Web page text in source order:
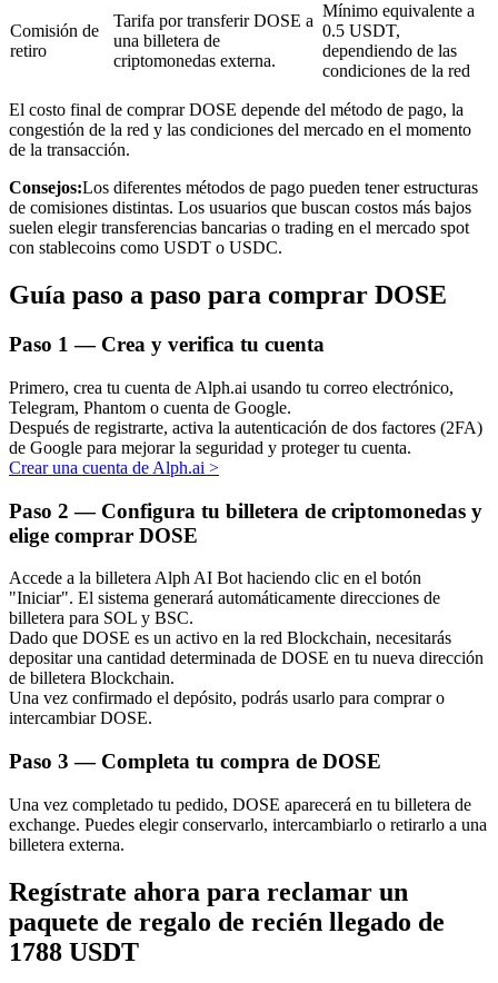
Préstamos
Obtenga ganancias a largo plazo e intereses flexibles
Aprender Staking
Obtenga más información sobre cómo obtener ingresos pasivos
Bitrue
AI
Bitrue Partners
Comisión de
retiro
Tarifa por transferir DOSE a
una billetera de
criptomonedas externa.
Mínimo equivalente a
0.5 USDT,
dependiendo de las
condiciones de la red
El costo final de comprar DOSE depende del método de pago, la
congestión de la red y las condiciones del mercado en el momento
de la transacción.
Consejos:Los diferentes métodos de pago pueden tener estructuras
de comisiones distintas. Los usuarios que buscan costos más bajos
suelen elegir transferencias bancarias o trading en el mercado spot
con stablecoins como USDT o USDC.
Guía paso a paso para comprar DOSE
Paso 1 — Crea y verifica tu cuenta
Primero, crea tu cuenta de Alph.ai usando tu correo electrónico,
Telegram, Phantom o cuenta de Google.
Después de registrarte, activa la autenticación de dos factores (2FA)
de Google para mejorar la seguridad y proteger tu cuenta.
Crear una cuenta de Alph.ai >
Paso 2 — Configura tu billetera de criptomonedas y
elige comprar DOSE
Accede a la billetera Alph AI Bot haciendo clic en el botón
"Iniciar". El sistema generará automáticamente direcciones de
billetera para SOL y BSC.
Dado que DOSE es un activo en la red Blockchain, necesitarás
depositar una cantidad determinada de DOSE en tu nueva dirección
de billetera Blockchain.
Una vez confirmado el depósito, podrás usarlo para comprar o
intercambiar DOSE.
Paso 3 — Completa tu compra de DOSE
Una vez completado tu pedido, DOSE aparecerá en tu billetera de
exchange. Puedes elegir conservarlo, intercambiarlo o retirarlo a una
billetera externa.
Regístrate ahora para reclamar un
paquete de regalo de recién llegado de
1788 USDT